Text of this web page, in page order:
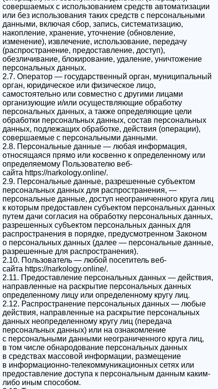
совершаемых с использованием средств автоматизации
или без использования таких средств с персональными
данными, включая сбор, запись, систематизацию,
накопление, хранение, уточнение (обновление,
изменение), извлечение, использование, передачу
(распространение, предоставление, доступ),
обезличивание, блокирование, удаление, уничтожение
персональных данных.
2.7. Оператор — государственный орган, муниципальный
орган, юридическое или физическое лицо,
самостоятельно или совместно с другими лицами
организующие и/или осуществляющие обработку
персональных данных, а также определяющие цели
обработки персональных данных, состав персональных
данных, подлежащих обработке, действия (операции),
совершаемые с персональными данными.
2.8. Персональные данные — любая информация,
относящаяся прямо или косвенно к определенному или
определяемому Пользователю веб-
сайта https://narkology.online/.
2.9. Персональные данные, разрешенные субъектом
персональных данных для распространения, —
персональные данные, доступ неограниченного круга лиц
к которым предоставлен субъектом персональных данных
путем дачи согласия на обработку персональных данных,
разрешенных субъектом персональных данных для
распространения в порядке, предусмотренном Законом
о персональных данных (далее — персональные данные,
разрешенные для распространения).
2.10. Пользователь — любой посетитель веб-
сайта https://narkology.online/.
2.11. Предоставление персональных данных — действия,
направленные на раскрытие персональных данных
определенному лицу или определенному кругу лиц.
2.12. Распространение персональных данных — любые
действия, направленные на раскрытие персональных
данных неопределенному кругу лиц (передача
персональных данных) или на ознакомление
с персональными данными неограниченного круга лиц,
в том числе обнародование персональных данных
в средствах массовой информации, размещение
в информационно-телекоммуникационных сетях или
предоставление доступа к персональным данным каким-
либо иным способом.